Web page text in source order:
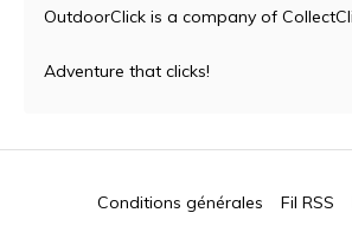
OutdoorClick is a company of
Adventure that clicks!
Conditions générales Fil RSS